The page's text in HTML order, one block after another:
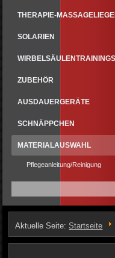
THERAPIE-
SOLARIEN
ZUBEHÖR
AUSDAUERGERÄTE
SCHNÄPPCHEN
MATERIALAUSWAHL
Pflegeanleitung/Reinigung
Aktuelle Seite:Startseite